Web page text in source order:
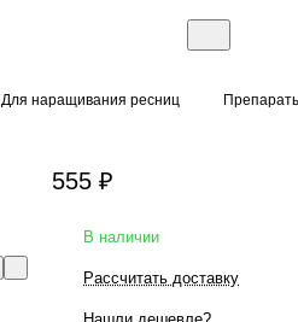
Для наращивания ресниц
555 ₽
В наличии
Рассчитать доставку